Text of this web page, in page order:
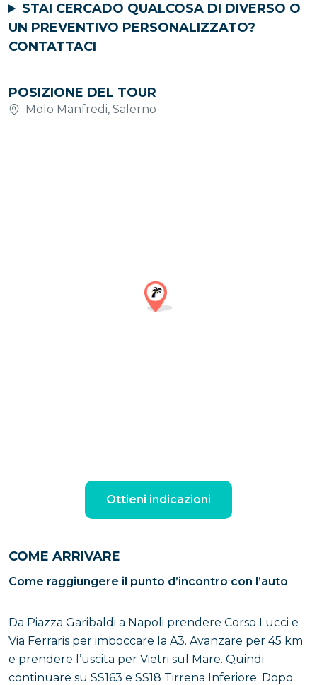
STAI CERCADO QUALCOSA DI DIVERSO O
UN PREVENTIVO PERSONALIZZATO?
CONTATTACI
POSIZIONE DEL TOUR
Molo Manfredi, Salerno
Ottieni indicazioni
COME ARRIVARE
Come raggiungere il punto d’incontro con l’auto
Da Piazza Garibaldi a Napoli prendere Corso Lucci e
Via Ferraris per imboccare la A3. Avanzare per 45 km
e prendere l’uscita per Vietri sul Mare. Quindi
continuare su SS163 e SS18 Tirrena Inferiore. Dopo